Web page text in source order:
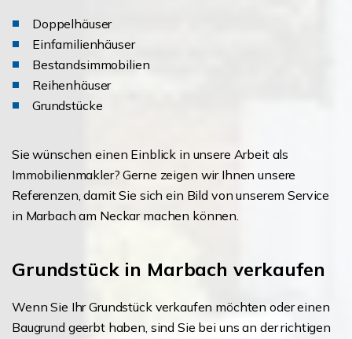
Doppelhäuser
Einfamilienhäuser
Bestandsimmobilien
Reihenhäuser
Grundstücke
Sie wünschen einen Einblick in unsere Arbeit als
Immobilienmakler? Gerne zeigen wir Ihnen unsere
Referenzen, damit Sie sich ein Bild von unserem Service
in Marbach am Neckar machen können.
Grundstück in Marbach verkaufen
Wenn Sie Ihr Grundstück verkaufen möchten oder einen
Baugrund geerbt haben, sind Sie bei uns an der richtigen